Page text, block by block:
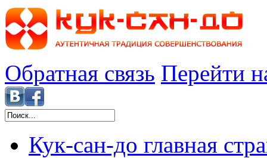
Обратная связь Перейти
Кук-сан-до главная